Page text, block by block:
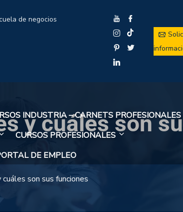
de negocios
INDUSTRIA – CARNETS PROFESIONALES
CURSOS PROFESIONALES
DE EMPLEO
y cuáles son
son sus funciones